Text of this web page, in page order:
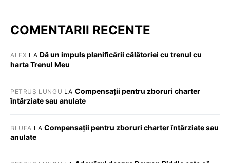
COMENTARII RECENTE
ALEX LA Dă un impuls planificării călătoriei cu trenul cu
harta Trenul Meu
PETRUȘ LUNGU LA Compensații pentru zboruri charter
întârziate sau anulate
BLUEA LACompensații pentru zboruri charter întârziate sau
anulate